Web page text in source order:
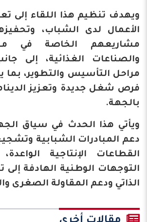
ويهدف تنظيم هذا اللقاء إلى
الأعمال لدى الشباب،
مشاريعهم الخاصة في
والصناعات الغذائية، إلى
مراحل التأسيس والتطوير،
فرص شغل جديدة وتعزيز
بالجهة.
ويأتي هذا الحدث في سياق
دعم المبادرات الشبابية
القطاعات الإنتاجية
التوجهات الوطنية الهادفة إلى
الذاتي ودعم المقاولة الصغرى